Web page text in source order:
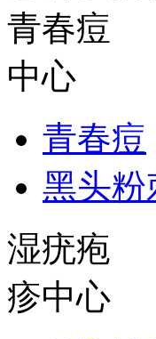
青春痘
中心
青春痘
黑头粉
湿疣疱
疹中心